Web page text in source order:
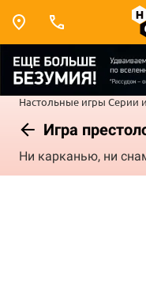
Настольные игры Серии
Игра
Ни карканью, ни